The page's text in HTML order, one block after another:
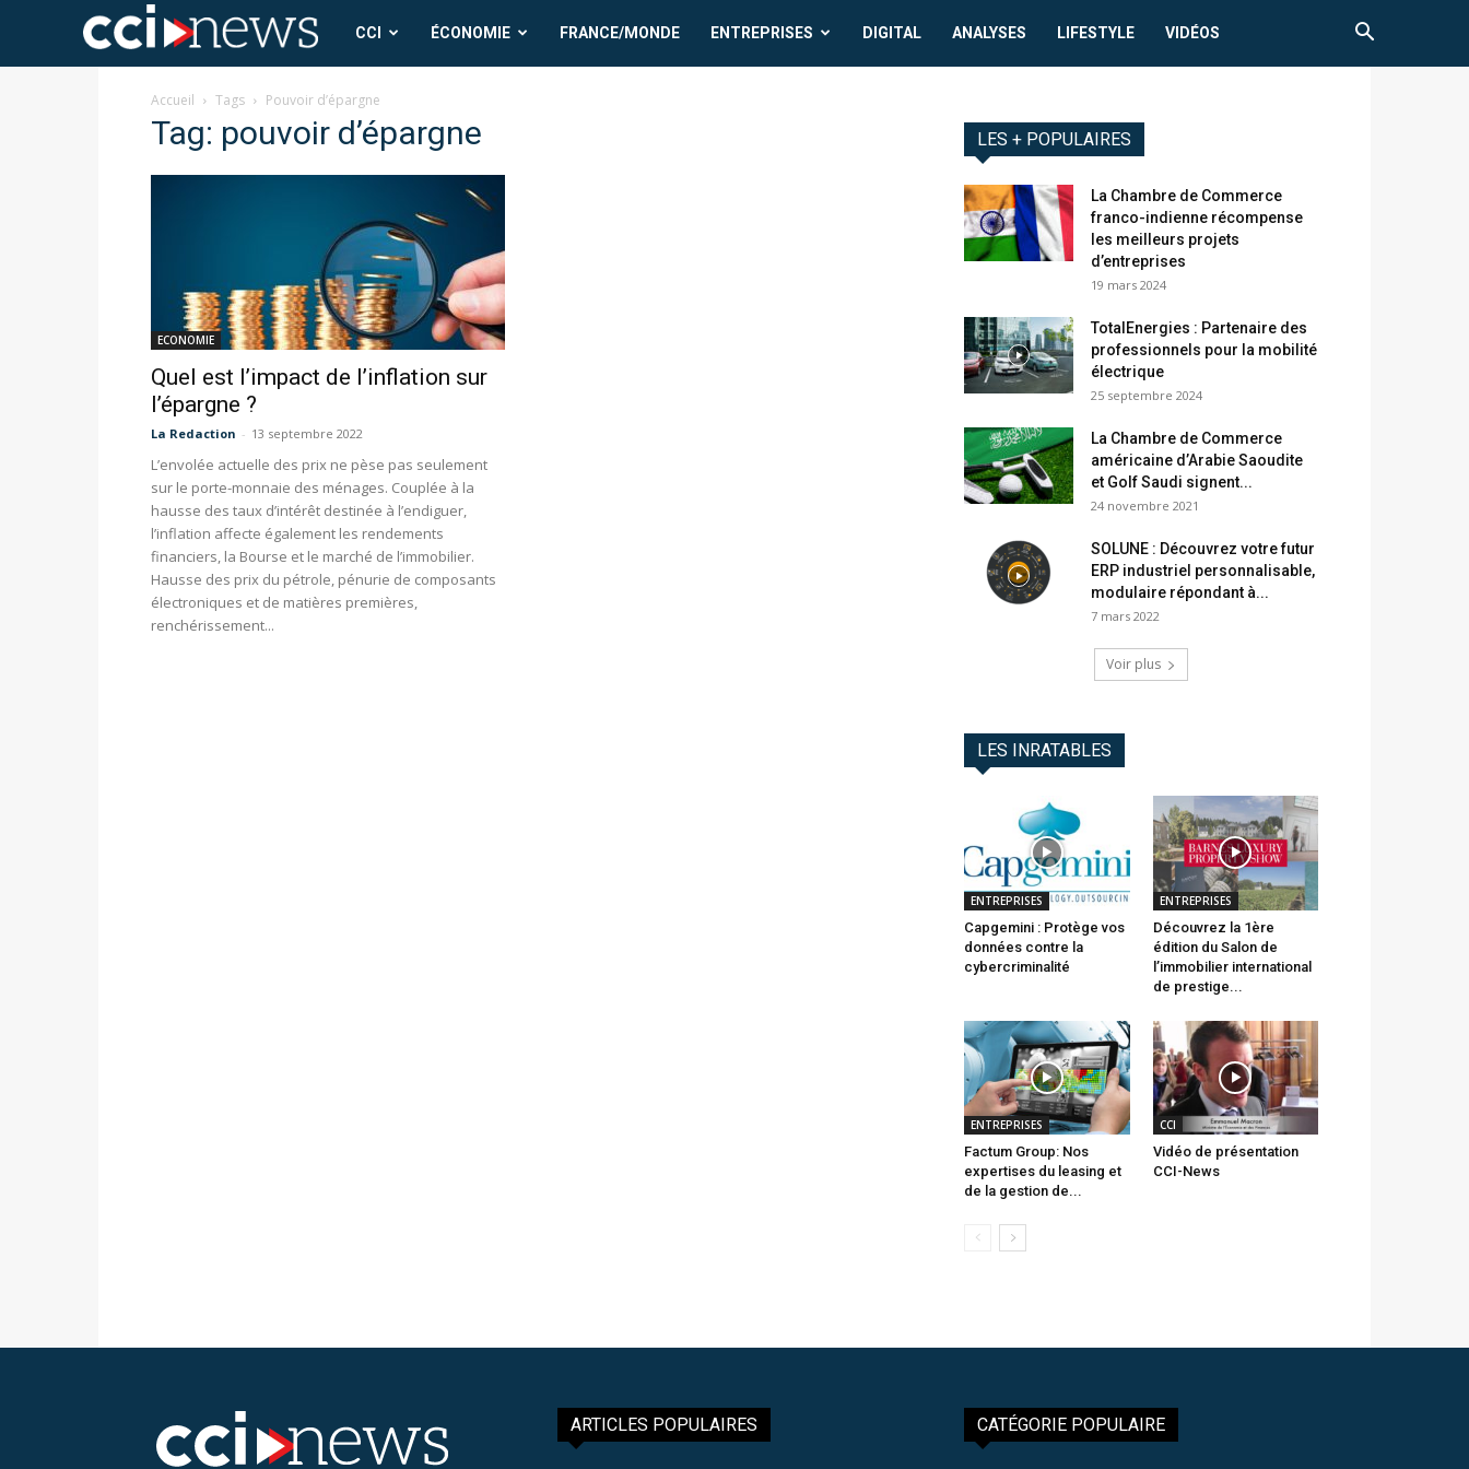
CCI
News
CCI ÉCONOMIE FRANCE/MONDE ENTREPRISES DIGITAL ANALYSES LIFESTYLE VIDÉOS
Accueil Tags Pouvoir d’épargne
Tag: pouvoir d’épargne
ECONOMIE
Quel est l’impact de l’inflation sur
l’épargne ?
La Redaction - 13 septembre 2022
L’envolée actuelle des prix ne pèse pas seulement
sur le porte-monnaie des ménages. Couplée à la
hausse des taux d’intérêt destinée à l’endiguer,
l’inflation affecte également les rendements
financiers, la Bourse et le marché de l’immobilier.
Hausse des prix du pétrole, pénurie de composants
électroniques et de matières premières,
renchérissement...
LES + POPULAIRES
La Chambre de Commerce
franco-indienne récompense
les meilleurs projets
d’entreprises
19 mars 2024
TotalEnergies : Partenaire des
professionnels pour la mobilité
électrique
25 septembre 2024
La Chambre de Commerce
américaine d’Arabie Saoudite
et Golf Saudi signent...
24 novembre 2021
SOLUNE : Découvrez votre futur
ERP industriel personnalisable,
modulaire répondant à...
7 mars 2022
Voir plus
LES INRATABLES
ENTREPRISES
Capgemini : Protège vos
données contre la
cybercriminalité
ENTREPRISES
Découvrez la 1ère
édition du Salon de
l’immobilier international
de prestige...
ENTREPRISES
Factum Group: Nos
expertises du leasing et
de la gestion de...
CCI
Vidéo de présentation
CCI-News
ARTICLES POPULAIRES CATÉGORIE POPULAIRE